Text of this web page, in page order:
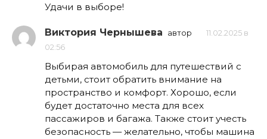
Удачи в выборе!
Виктория Чернышева автор
11.02.2025 в
02:56
Выбирая автомобиль для путешествий с
детьми, стоит обратить внимание на
пространство и комфорт. Хорошо, если
будет достаточно места для всех
пассажиров и багажа. Также стоит учесть
безопасность — желательно, чтобы машина